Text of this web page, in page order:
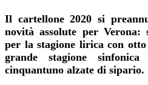
Il cartellone 2020 si
novità assolute per Verona:
per la stagione lirica con
grande stagione
cinquantuno alzate di sipario.